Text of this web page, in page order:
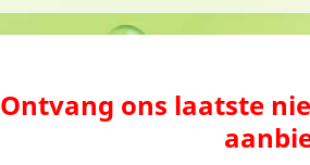
Ontvang ons laatste